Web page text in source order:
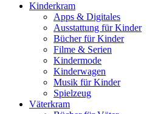
Kinderkram
Apps & Digitales
Ausstattung für Kinder
Bücher für Kinder
Filme & Serien
Kindermode
Kinderwagen
Musik für Kinder
Spielzeug
Väterkram